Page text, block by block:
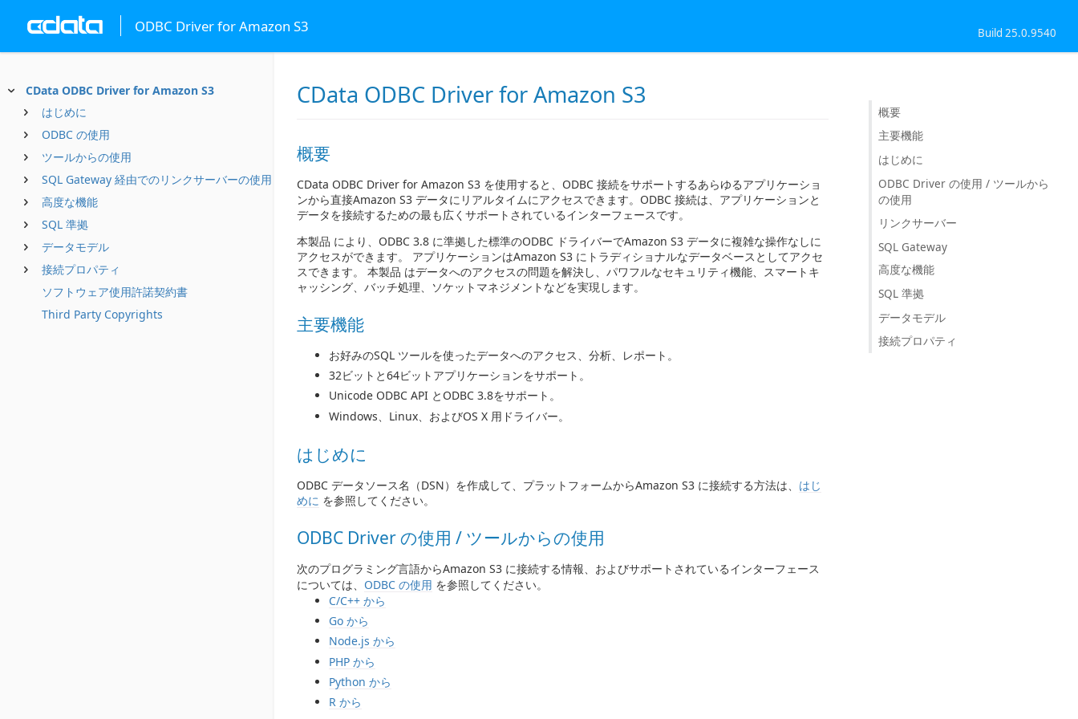
ODBC Driver for Amazon S3 Build 25.0.9540
CData ODBC Driver for Amazon S3
はじめに
ODBC の使用
ツールからの使用
SQL Gateway 経由でのリンクサーバーの使用
高度な機能
SQL 準拠
データモデル
接続プロパティ
ソフトウェア使用許諾契約書
Third Party Copyrights
CData ODBC Driver for Amazon S3
概要
CData ODBC Driver for Amazon S3 を使用すると、ODBC 接続をサポートするあらゆるアプリケーショ
ンから直接Amazon S3 データにリアルタイムにアクセスできます。ODBC 接続は、アプリケーションと
データを接続するための最も広くサポートされているインターフェースです。
本製品 により、ODBC 3.8 に準拠した標準のODBC ドライバーでAmazon S3 データに複雑な操作なしに
アクセスができます。 アプリケーションはAmazon S3 にトラディショナルなデータベースとしてアクセ
スできます。 本製品 はデータへのアクセスの問題を解決し、パワフルなセキュリティ機能、スマートキ
ャッシング、バッチ処理、ソケットマネジメントなどを実現します。
主要機能
お好みのSQL ツールを使ったデータへのアクセス、分析、レポート。
32ビットと64ビットアプリケーションをサポート。
Unicode ODBC API とODBC 3.8をサポート。
Windows、Linux、およびOS X 用ドライバー。
はじめに
ODBC データソース名（DSN）を作成して、プラットフォームからAmazon S3 に接続する方法は、 はじ
めに を参照してください。
ODBC Driver の使用 / ツールからの使用
次のプログラミング言語からAmazon S3 に接続する情報、およびサポートされているインターフェース
については、 ODBC の使用 を参照してください。
C/C++ から
Go から
Node.js から
PHP から
Python から
R から
概要
主要機能
はじめに
ODBC Driver の使用 / ツールから
の使用
リンクサーバー
SQL Gateway
高度な機能
SQL 準拠
データモデル
接続プロパティ